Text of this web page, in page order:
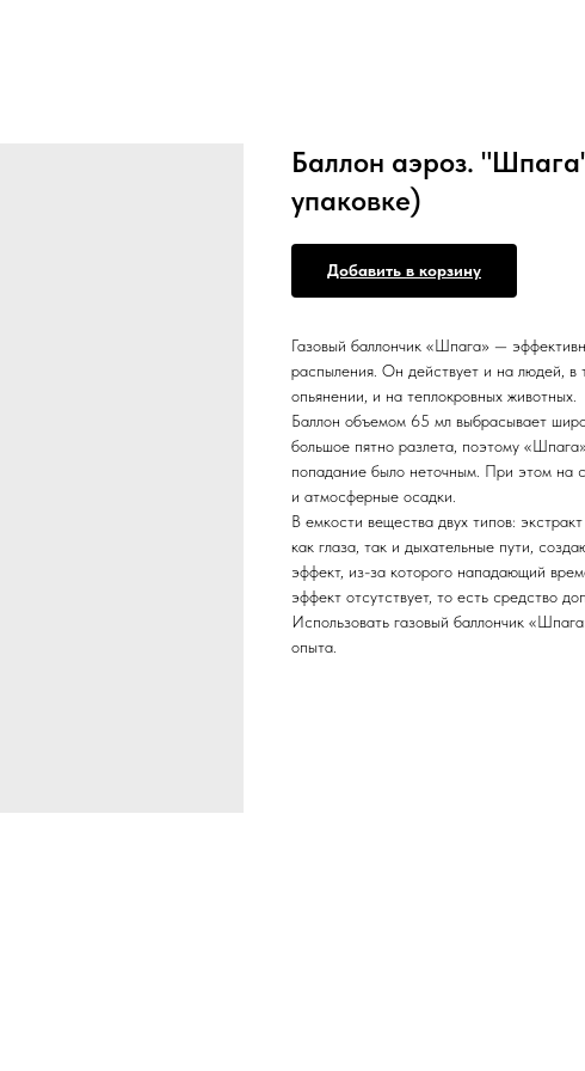
Баллон аэроз.
упаковке)
Добавить в корзину
Газовый баллончик «Шпага» —
распыления. Он действует и на людей, в
опьянении, и на теплокровных животных.
Баллон объемом 65 мл выбрасывает
большое пятно разлета, поэтому
попадание было неточным. При этом на
и атмосферные осадки.
В емкости вещества двух типов:
как глаза, так и дыхательные пути,
эффект, из-за которого нападающий
эффект отсутствует, то есть средство
Использовать газовый баллончик
опыта.